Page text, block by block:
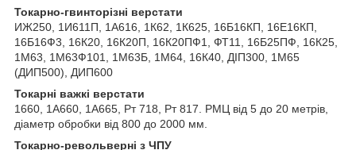
Токарно-гвинторізні верстати
ИЖ250, 1И611П, 1А616, 1К62, 1К625, 16Б16КП, 16Е16КП,
16Б16Ф3, 16К20, 16К20П, 16К20ПФ1, ФТ11, 16Б25ПФ, 16К25,
1М63, 1М63Ф101, 1М63Б, 1М64, 16К40, ДІП300, 1М65
(ДИП500), ДИП600
Токарні важкі верстати
1660, 1А660, 1А665, Рт 718, Рт 817. РМЦ від 5 до 20 метрів,
діаметр обробки від 800 до 2000 мм.
Токарно-револьверні з ЧПУ